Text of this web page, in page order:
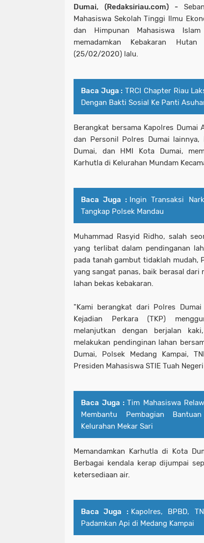
Dumai, (Redaksiriau.com) -
Mahasiswa Sekolah Tinggi Ilmu
dan Himpunan Mahasiswa
memadamkan Kebakaran
(25/02/2020) lalu.
Baca Juga : TRCI Chapter Riau
Dengan Bakti Sosial Ke Panti
Berangkat bersama Kapolres Dumai
dan Personil Polres Dumai lainnya,
Dumai, dan HMI Kota Dumai,
Karhutla di Kelurahan Mundam
Baca Juga : Ingin Transaksi
Tangkap Polsek Mandau
Muhammad Rasyid Ridho, salah
yang terlibat dalam pendinganan
pada tanah gambut tidaklah mudah,
yang sangat panas, baik berasal dari
lahan bekas kebakaran.
"Kami berangkat dari Polres
Kejadian Perkara (TKP)
melanjutkan dengan berjalan
melakukan pendinginan lahan
Dumai, Polsek Medang Kampai,
Presiden Mahasiswa STIE Tuah
Baca Juga : Tim Mahasiswa
Membantu Pembagian
Kelurahan Mekar Sari
Memandamkan Karhutla di Kota
Berbagai kendala kerap dijumpai
ketersediaan air.
Baca Juga : Kapolres, BPBD,
Padamkan Api di Medang Kampai